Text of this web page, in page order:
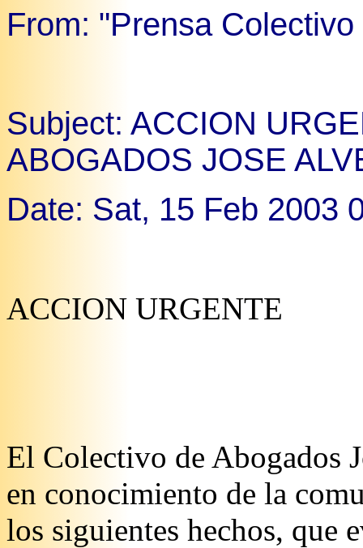
From: "Prensa
Subject: ACCION
ABOGADOS JOSE
Date: Sat, 15 Feb 2003
ACCION URGENTE
El Colectivo de Abogados
en conocimiento de la
los siguientes hechos, que